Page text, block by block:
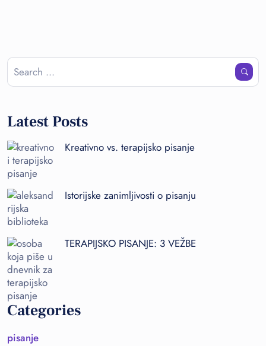
Latest Posts
Kreativno vs. terapijsko pisanje
Istorijske zanimljivosti o pisanju
TERAPIJSKO PISANJE: 3 VEŽBE
Categories
pisanje